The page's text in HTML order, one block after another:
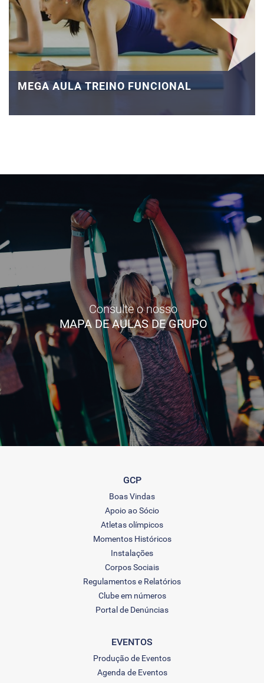
MEGA AULA TREINO FUNCIONAL
Consulte o nosso
MAPA DE AULAS DE GRUPO
GCP
Boas Vindas
Apoio ao Sócio
Atletas olímpicos
Momentos Históricos
Instalações
Corpos Sociais
Regulamentos e Relatórios
Clube em números
Portal de Denúncias
EVENTOS
Produção de Eventos
Agenda de Eventos